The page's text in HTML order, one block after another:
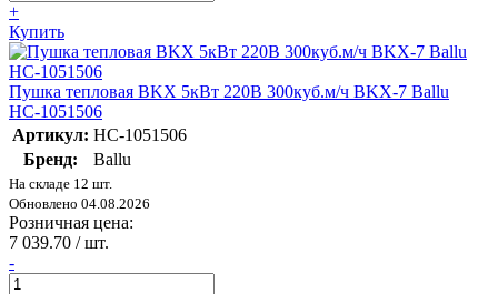
+
Купить
Пушка тепловая BKX 5кВт 220В 300куб.м/ч BKX-7 Ballu
НС-1051506
Артикул: НС-1051506
Бренд:
Ballu
На складе 12 шт.
Обновлено 04.08.2026
Розничная цена:
7 039.70 / шт.
-